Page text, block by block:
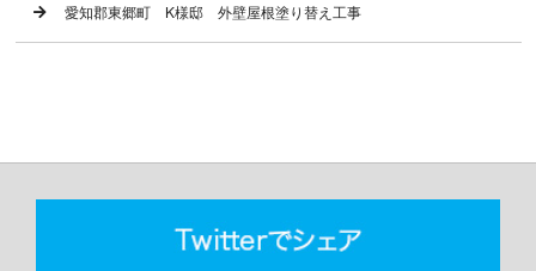
愛知郡東郷町 K様邸 外壁屋根塗り替え工事